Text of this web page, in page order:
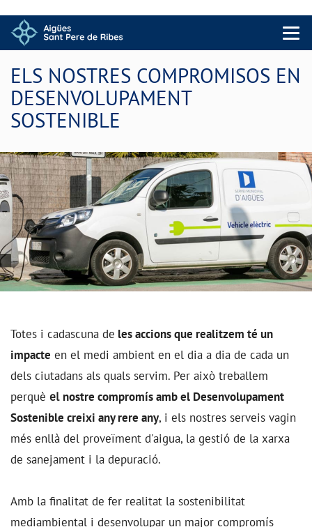
Menu
ELS NOSTRES COMPROMISOS EN
DESENVOLUPAMENT
SOSTENIBLE
Totes i cadascuna de les accions que realitzem té un
impacte en el medi ambient en el dia a dia de cada un
dels ciutadans als quals servim. Per això treballem
perquè el nostre compromís amb el Desenvolupament
Sostenible creixi any rere any, i els nostres serveis vagin
més enllà del proveïment d'aigua, la gestió de la xarxa
de sanejament i la depuració.
Amb la finalitat de fer realitat la sostenibilitat
mediambiental i desenvolupar un major compromís